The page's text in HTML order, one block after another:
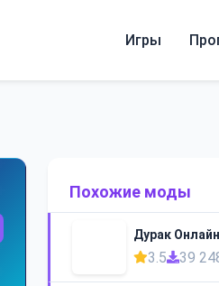
Игры
Похожие моды
Дурак Онлайн
3.5 39